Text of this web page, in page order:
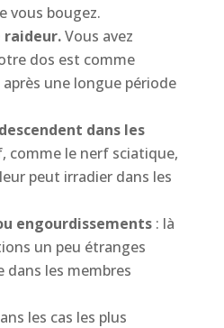
vous bougez.
raideur.Vous avez
dos est comme
une longue période
dans les
comme le nerf sciatique,
peut irradier dans les
engourdissements: là
un peu étranges
dans les membres
les cas les plus